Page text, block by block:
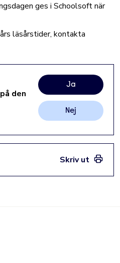
ges i Schoolsoft när
läsårstider, kontakta
den
Ja
Nej
Skriv ut